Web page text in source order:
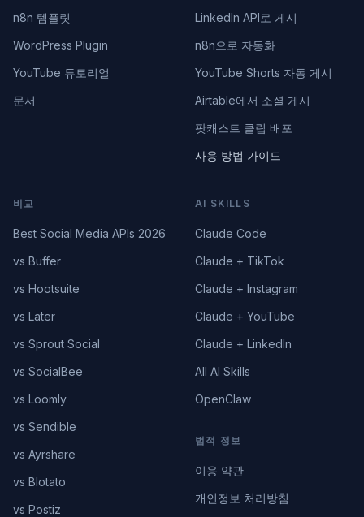
n8n 템플릿
WordPress Plugin
YouTube 튜토리얼
문서
LinkedIn API로 게시
n8n으로 자동화
YouTube Shorts 자동 게시
Airtable에서 소셜 게시
팟캐스트 클립 배포
사용 방법 가이드
비교
Best Social Media APIs 2026
vs Buffer
vs Hootsuite
vs Later
vs Sprout Social
vs SocialBee
vs Loomly
vs Sendible
vs Ayrshare
vs Blotato
vs Postiz
AI SKILLS
Claude Code
Claude + TikTok
Claude + Instagram
Claude + YouTube
Claude + LinkedIn
All AI Skills
OpenClaw
법적 정보
이용 약관
개인정보 처리방침